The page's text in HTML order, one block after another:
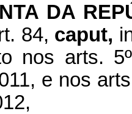
DA
84, caput,
nos arts.
e nos